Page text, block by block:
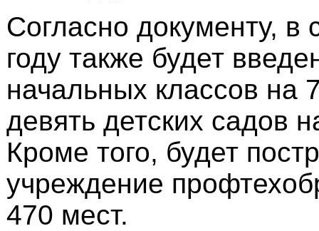
Согласно документу,
году также будет
начальных классов на
девять детских садов
Кроме того, будет
учреждение
470 мест.